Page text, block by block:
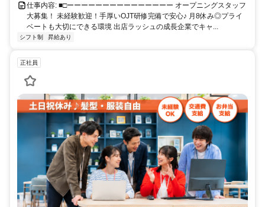
の通勤にも便利です♪
仕事内容: ■□ーーーーーーーーーーーーーーー オープニングスタッフ
大募集！ 未経験歓迎！手厚いOJT研修完備で安心♪ 月8休み◎プライ
ベートも大切にできる環境 出店ラッシュの成長企業でキャ...
シフト制 昇給あり
正社員